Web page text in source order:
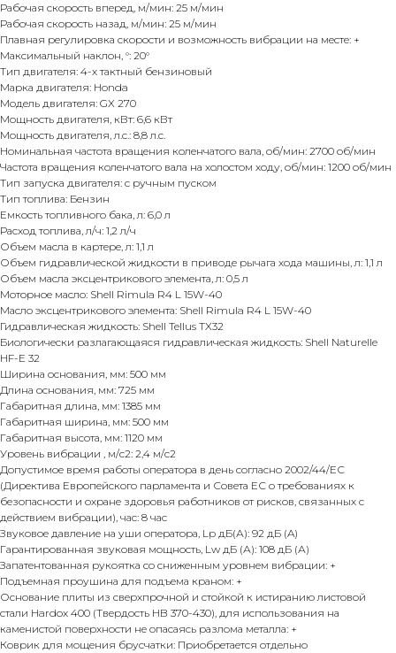
Рабочая скорость вперед, м/мин: 25 м/мин
Рабочая скорость назад, м/мин: 25 м/мин
Плавная регулировка скорости и возможность вибрации на месте: +
Максимальный наклон, °: 20°
Тип двигателя: 4-х тактный бензиновый
Марка двигателя: Honda
Модель двигателя: GX 270
Мощность двигателя, кВт: 6,6 кВт
Мощность двигателя, л.с.: 8,8 л.с.
Номинальная частота вращения коленчатого вала, об/мин: 2700 об/мин
Частота вращения коленчатого вала на холостом ходу, об/мин: 1200 об/мин
Тип запуска двигателя: с ручным пуском
Тип топлива: Бензин
Емкость топливного бака, л: 6,0 л
Расход топлива, л/ч: 1,2 л/ч
Объем масла в картере, л: 1,1 л
Объем гидравлической жидкости в приводе рычага хода машины, л: 1,1 л
Объем масла эксцентрикового элемента, л: 0,5 л
Моторное масло: Shell Rimula R4 L 15W-40
Масло эксцентрикового элемента: Shell Rimula R4 L 15W-40
Гидравлическая жидкость: Shell Tellus TX32
Биологически разлагающаяся гидравлическая жидкость: Shell Naturelle
HF-E 32
Ширина основания, мм: 500 мм
Длина основания, мм: 725 мм
Габаритная длина, мм: 1385 мм
Габаритная ширина, мм: 500 мм
Габаритная высота, мм: 1120 мм
Уровень вибрации , м/с2: 2,4 м/с2
Допустимое время работы оператора в день согласно 2002/44/ЕС
(Директива Европейского парламента и Совета ЕС о требованиях к
безопасности и охране здоровья работников от рисков, связанных с
действием вибрации), час: 8 час
Звуковое давление на уши оператора, Lp дБ(А): 92 дБ (A)
Гарантированная звуковая мощность, Lw дБ (А): 108 дБ (А)
Запатентованная рукоятка со сниженным уровнем вибрации: +
Подъемная проушина для подъема краном: +
Основание плиты из сверхпрочной и стойкой к истиранию листовой
стали Hardox 400 (Твердость HB 370-430), для использования на
каменистой поверхности не опасаясь разлома металла: +
Коврик для мощения брусчатки: Приобретается отдельно